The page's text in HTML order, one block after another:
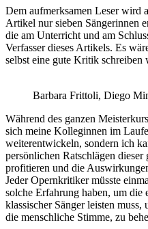
Dem aufmerksamen Leserwird
Artikel nur sieben Sängerinnen
die am Unterricht und am
Verfasser dieses Artikels. Es
selbst eine gute Kritik schreiben
Barbara Frittoli, Diego
Während des ganzen
sich meine Kolleginnen im
weiterentwickeln, sondern ich
persönlichen Ratschlägen dieser
profitieren und die
Jeder Opernkritiker müsste
solche Erfahrung haben, um die
klassischer Sängerleisten muss,
die menschliche Stimme, zu